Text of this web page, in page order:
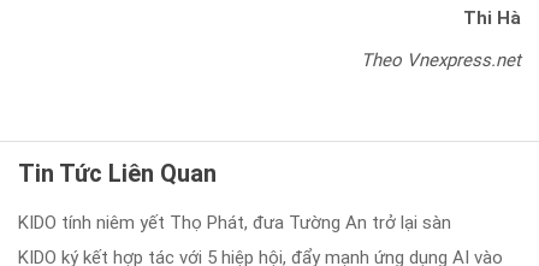
Thi Hà
Theo Vnexpress.net
Tin Tức Liên Quan
KIDO tính niêm yết Thọ Phát, đưa Tường An trở lại sàn
KIDO ký kết hợp tác với 5 hiệp hội, đẩy mạnh ứng dụng AI vào